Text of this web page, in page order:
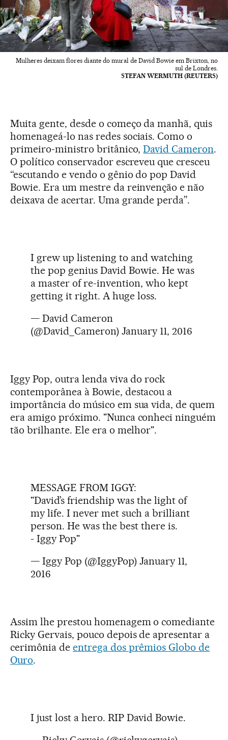
Mulheres deixam flores diante do mural de David Bowie em Brixton, no
sul de Londres.
STEFAN WERMUTH (REUTERS)
Muita gente, desde o começo da manhã, quis
homenageá-lo nas redes sociais. Como o
primeiro-ministro britânico,David Cameron.
O político conservador escreveu que cresceu
“escutando e vendo o gênio do pop David
Bowie. Era um mestre da reinvenção e não
deixava de acertar. Uma grande perda”.
I grew up listening to and watching
the pop genius David Bowie. He was
a master of re-invention, who kept
getting it right. A huge loss.
— David Cameron
(@David_Cameron) January 11, 2016
Iggy Pop, outra lenda viva do rock
contemporânea à Bowie, destacou a
importância do músico em sua vida, de quem
era amigo próximo. "Nunca conheci ninguém
tão brilhante. Ele era o melhor".
MESSAGE FROM IGGY:
"David’s friendship was the light of
my life. I never met such a brilliant
person. He was the best there is.
- Iggy Pop"
— Iggy Pop (@IggyPop) January 11,
2016
Assim lhe prestou homenagem o comediante
Ricky Gervais, pouco depois de apresentar a
cerimônia de entrega dos prêmios Globo de
Ouro.
I just lost a hero. RIP David Bowie.